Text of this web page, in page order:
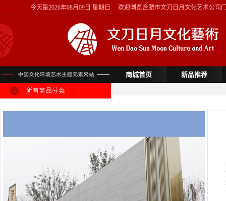
今天是2026年08月09日 星期日 欢迎浏览合肥市文刀日月文化艺术公司
商城首页 新品推荐